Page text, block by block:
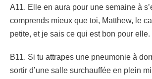
A11. Elle en aura pour une semaine à
comprends mieux que toi, Matthew, le
petite, et je sais ce qui est bon pour elle.
B11. Si tu attrapes une pneumonie à
sortir d’une salle surchauffée en plein